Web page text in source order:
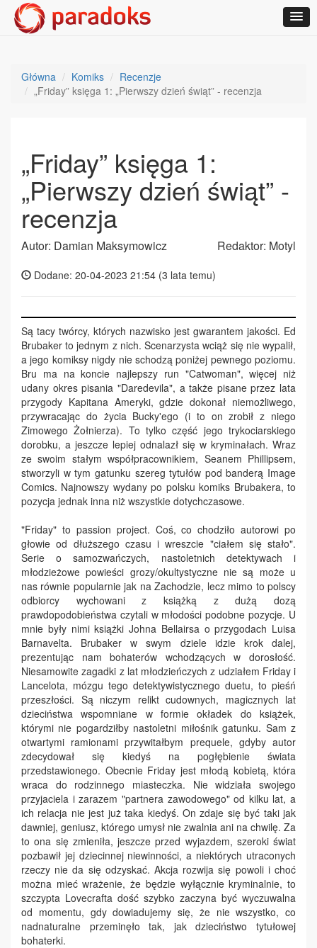
Główna Komiks
Recenzje
„Friday” księga 1: „Pierwszy dzień świąt” - recenzja
„Friday” księga 1:
„Pierwszy dzień świąt” -
recenzja
Autor: Damian Maksymowicz Redaktor: Motyl
Dodane: 20-04-2023 21:54 (3 lata temu)
Są tacy twórcy, których nazwisko jest gwarantem jakości. Ed
Brubaker to jednym z nich. Scenarzysta wciąż się nie wypalił,
a jego komiksy nigdy nie schodzą poniżej pewnego poziomu.
Bru ma na koncie najlepszy run "Catwoman", więcej niż
udany okres pisania "Daredevila", a także pisane przez lata
przygody Kapitana Ameryki, gdzie dokonał niemożliwego,
przywracając do życia Bucky'ego (i to on zrobił z niego
Zimowego Żołnierza). To tylko część jego trykociarskiego
dorobku, a jeszcze lepiej odnalazł się w kryminałach. Wraz
ze swoim stałym współpracownikiem, Seanem Phillipsem,
stworzyli w tym gatunku szereg tytułów pod banderą Image
Comics. Najnowszy wydany po polsku komiks Brubakera, to
pozycja jednak inna niż wszystkie dotychczasowe.
"Friday" to passion project. Coś, co chodziło autorowi po
głowie od dłuższego czasu i wreszcie "ciałem się stało".
Serie o samozwańczych, nastoletnich detektywach i
młodzieżowe powieści grozy/okultystyczne nie są może u
nas równie popularnie jak na Zachodzie, lecz mimo to polscy
odbiorcy wychowani z książką z dużą dozą
prawdopodobieństwa czytali w młodości podobne pozycje. U
mnie były nimi książki Johna Bellairsa o przygodach Luisa
Barnavelta. Brubaker w swym dziele idzie krok dalej,
prezentując nam bohaterów wchodzących w dorosłość.
Niesamowite zagadki z lat młodzieńczych z udziałem Friday i
Lancelota, mózgu tego detektywistycznego duetu, to pieśń
przeszłości. Są niczym relikt cudownych, magicznych lat
dzieciństwa wspomniane w formie okładek do książek,
którymi nie pogardziłby nastoletni miłośnik gatunku. Sam z
otwartymi ramionami przywitałbym prequele, gdyby autor
zdecydował się kiedyś na pogłębienie świata
przedstawionego. Obecnie Friday jest młodą kobietą, która
wraca do rodzinnego miasteczka. Nie widziała swojego
przyjaciela i zarazem "partnera zawodowego" od kilku lat, a
ich relacja nie jest już taka kiedyś. On zdaje się być taki jak
dawniej, geniusz, którego umysł nie zwalnia ani na chwilę. Za
to ona się zmieniła, jeszcze przed wyjazdem, szeroki świat
pozbawił jej dziecinnej niewinności, a niektórych utraconych
rzeczy nie da się odzyskać. Akcja rozwija się powoli i choć
można mieć wrażenie, że będzie wyłącznie kryminalnie, to
szczypta Lovecrafta dość szybko zaczyna być wyczuwalna
od momentu, gdy dowiadujemy się, że nie wszystko, co
nadnaturalne przeminęło tak, jak dzieciństwo tytułowej
bohaterki.